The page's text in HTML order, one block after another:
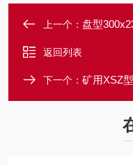
上一个： 盘型
返回列表
下一个： 矿用XSZ